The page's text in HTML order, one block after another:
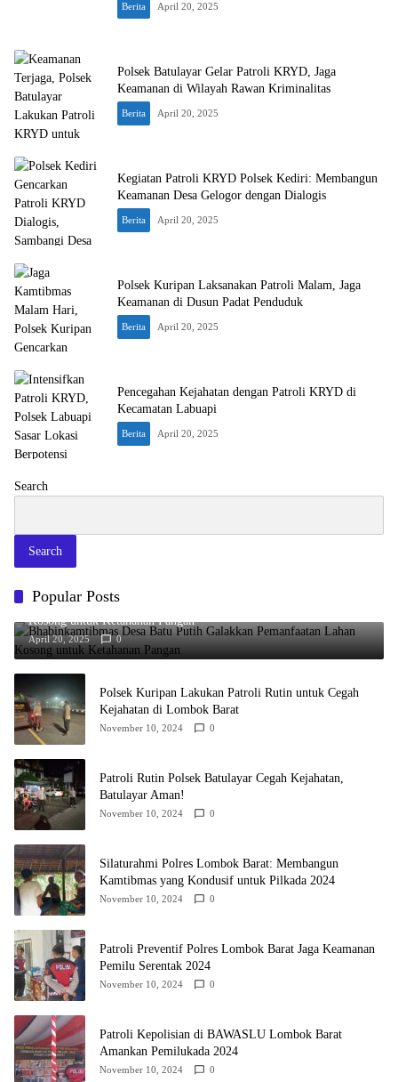
Berita April 20, 2025
Polsek Batulayar Gelar Patroli KRYD, Jaga
Keamanan di Wilayah Rawan Kriminalitas
Berita April 20, 2025
Kegiatan Patroli KRYD Polsek Kediri: Membangun
Keamanan Desa Gelogor dengan Dialogis
Berita April 20, 2025
Polsek Kuripan Laksanakan Patroli Malam, Jaga
Keamanan di Dusun Padat Penduduk
Berita April 20, 2025
Pencegahan Kejahatan dengan Patroli KRYD di
Kecamatan Labuapi
Berita April 20, 2025
Search
Search
Popular Posts
Bhabinkamtibmas Desa Batu Putih Galakkan Pemanfaatan Lahan
Kosong untuk Ketahanan Pangan
April 20, 2025 0
Polsek Kuripan Lakukan Patroli Rutin untuk Cegah
Kejahatan di Lombok Barat
November 10, 2024 0
Patroli Rutin Polsek Batulayar Cegah Kejahatan,
Batulayar Aman!
November 10, 2024 0
Silaturahmi Polres Lombok Barat: Membangun
Kamtibmas yang Kondusif untuk Pilkada 2024
November 10, 2024 0
Patroli Preventif Polres Lombok Barat Jaga Keamanan
Pemilu Serentak 2024
November 10, 2024 0
Patroli Kepolisian di BAWASLU Lombok Barat
Amankan Pemilukada 2024
November 10, 2024 0